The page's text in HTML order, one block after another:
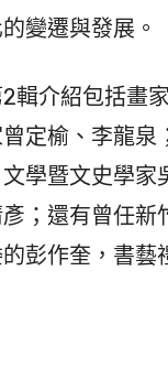
變遷與發展。
輯介紹包括畫
定榆、李龍泉
學暨文史學
；還有曾任新
彭作奎，書藝